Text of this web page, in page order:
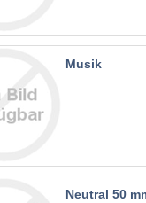
Musik
Neutral 50